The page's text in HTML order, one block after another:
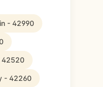
- 42990
42520
- 42260